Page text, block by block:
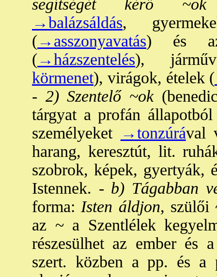
segítségét kérő ~ok
→balázsáldás,
(→asszonyavatás) és az
(→házszentelés),
körmenet), virágok, ételek (
- 2) Szentelő ~ok
tárgyat a profán
személyeket
→tonzúrával
harang, keresztút, lit.
szobrok, képek, gyertyák,
Istennek. - b) Tágabban
forma: Isten áldjon, szülői
az ~ a Szentlélek
részesülhet az ember és
szert. közben a pp. és a